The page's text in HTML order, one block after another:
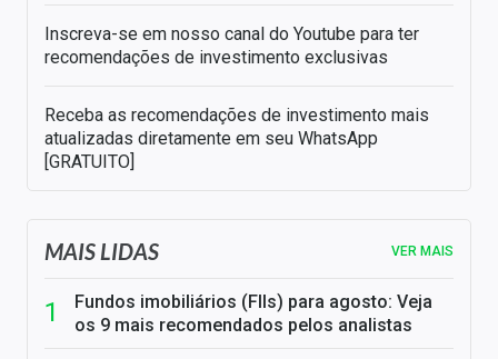
Inscreva-se em nosso canal do Youtube para ter
recomendações de investimento exclusivas
Receba as recomendações de investimento mais
atualizadas diretamente em seu WhatsApp
[GRATUITO]
MAIS LIDAS VER MAIS
Fundos imobiliários (FIIs) para agosto: Veja
os 9 mais recomendados pelos analistas